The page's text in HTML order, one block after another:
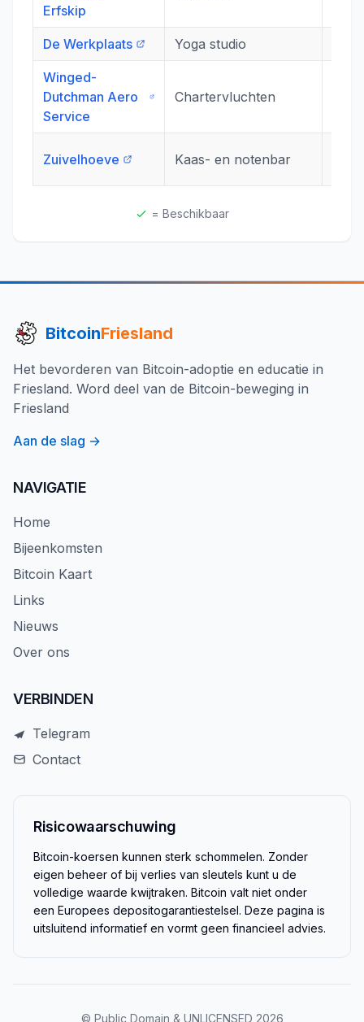
Erfskip
De Werkplaats Yoga studio
Winged-
Dutchman Aero
Service
Chartervluchten
Zuivelhoeve Kaas- en notenbar
= Beschikbaar
BitcoinFriesland
Het bevorderen van Bitcoin-adoptie en educatie in
Friesland. Word deel van de Bitcoin-beweging in
Friesland
Aan de slag →
NAVIGATIE
Home
Bijeenkomsten
Bitcoin Kaart
Links
Nieuws
Over ons
VERBINDEN
Telegram
Contact
Risicowaarschuwing
Bitcoin-koersen kunnen sterk schommelen. Zonder
eigen beheer of bij verlies van sleutels kunt u de
volledige waarde kwijtraken. Bitcoin valt niet onder
een Europees depositogarantiestelsel. Deze pagina is
uitsluitend informatief en vormt geen financieel advies.
© Public Domain & UNLICENSED 2026